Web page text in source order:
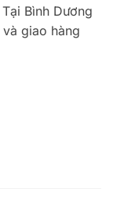
Bình Dương
giao hàng